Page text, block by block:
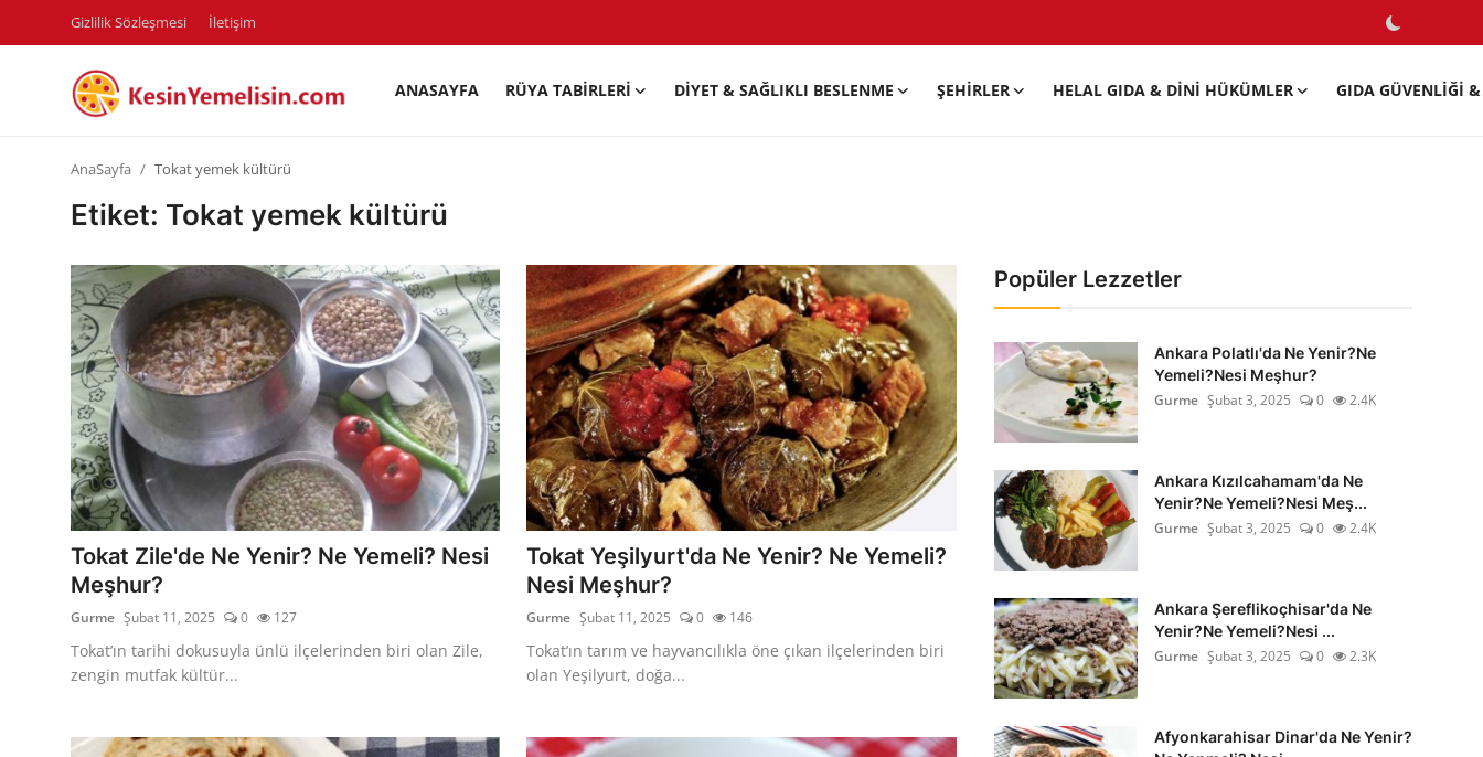
Gizlilik Sözleşmesi İletişim
ANASAYFA RÜYA TABIRLERI DIYET & SAĞLIKLI BESLENME ŞEHIRLER HELAL GIDA & DINI HÜKÜMLER GIDA GÜVENLIĞI
Diyet & Sağlıklı Beslenme
İletişim
Şehirler
Helal Gıda & Dini Hükümler
Gıda Güvenliği & Bilimi
Kalori & Diyet Rehberi
Mutfak Püf Noktaları & İpuçları
Mekan & Lezzet Rotaları
Temel Gıda ve Ürün Rehberleri
AnaSayfa Tokat yemek kültürü
Etiket: Tokat yemek kültürü
Tokat Zile'de Ne Yenir? Ne Yemeli? Nesi
Meşhur?
Gurme Şubat 11, 2025 0 127
Tokat’ın tarihi dokusuyla ünlü ilçelerinden biri olan Zile,
zengin mutfak kültür...
Tokat Yeşilyurt'da Ne Yenir? Ne Yemeli?
Nesi Meşhur?
Gurme Şubat 11, 2025 0 146
Tokat’ın tarım ve hayvancılıkla öne çıkan ilçelerinden biri
olan Yeşilyurt, doğa...
Popüler Lezzetler
Ankara Polatlı'da Ne Yenir?Ne
Yemeli?Nesi Meşhur?
Gurme Şubat 3, 2025 0 2.4K
Ankara Kızılcahamam'da Ne
Yenir?Ne Yemeli?Nesi Meş...
Gurme Şubat 3, 2025 0 2.4K
Ankara Şereflikoçhisar'da Ne
Yenir?Ne Yemeli?Nesi ...
Gurme Şubat 3, 2025 0 2.3K
Afyonkarahisar Dinar'da Ne Yenir?